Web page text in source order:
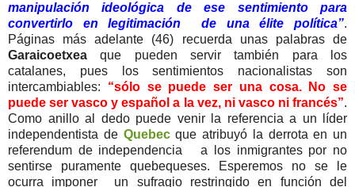
manipulación ideológica de ese sentimiento para
convertirlo en legitimación de una élite política”.
Páginas más adelante (46) recuerda unas palabras de
Garaicoetxea que pueden servir también para los
catalanes, pues los sentimientos nacionalistas son
intercambiables: “sólo se puede ser una cosa. No se
puede ser vasco y español a la vez, ni vasco ni francés”.
Como anillo al dedo puede venir la referencia a un líder
independentista de Quebecque atribuyó la derrota en un
referendum de independencia a los inmigrantes por no
sentirse puramente quebequeses. Esperemos no se le
ocurra imponer un sufragio restringido en función del